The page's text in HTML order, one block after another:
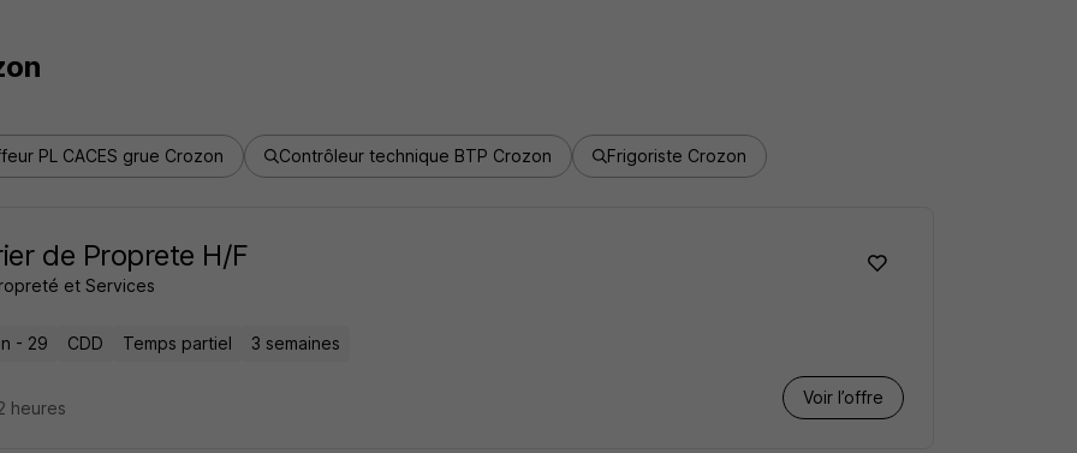
PL CACES grue Crozon Contrôleur technique BTP Crozon Frigoriste Crozon
de Proprete H/F
et Services
- 29 CDD Temps partiel 3 semaines
Voir l’offre
heures